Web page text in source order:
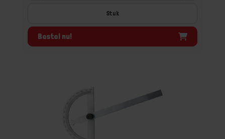
Stuk
Bestel nu!